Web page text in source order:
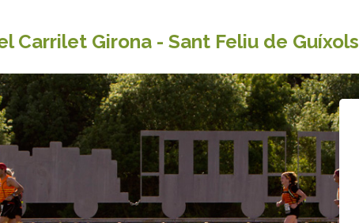
Carrilet Girona - Sant Feliu de Guíxols